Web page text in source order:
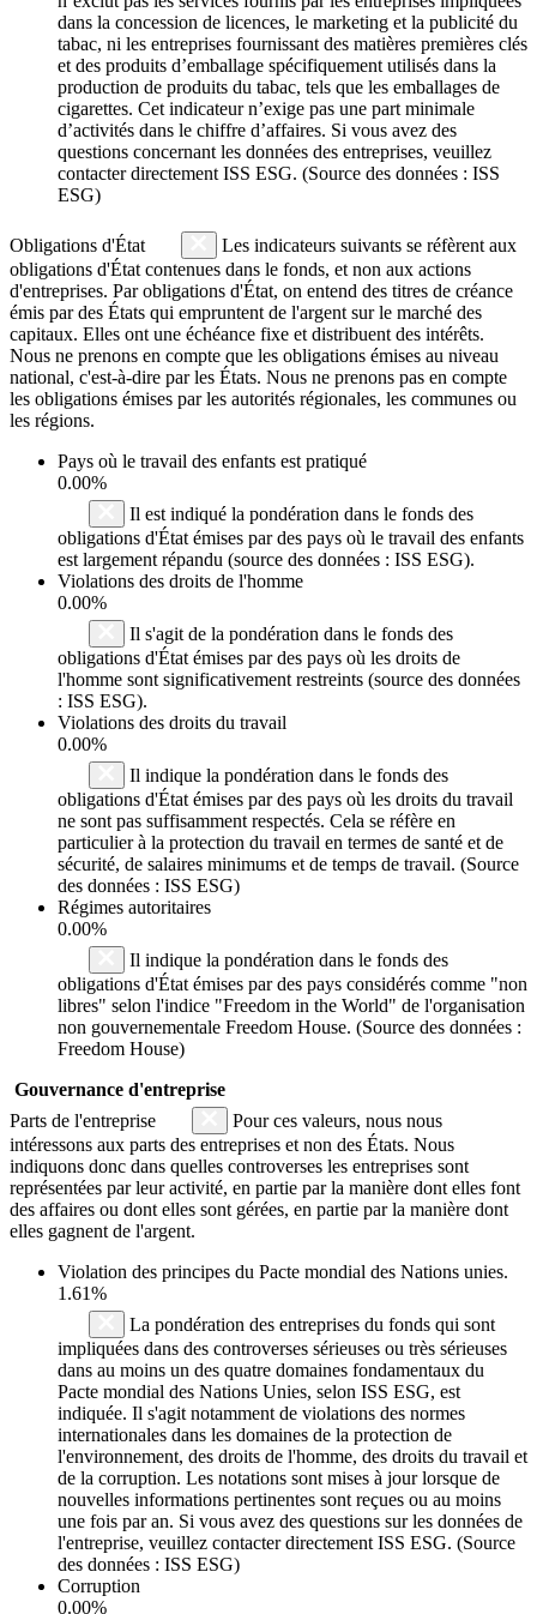
dans la concession de licences, le marketing et la publicité du
tabac, ni les entreprises fournissant des matières premières clés
et des produits d’emballage spécifiquement utilisés dans la
production de produits du tabac, tels que les emballages de
cigarettes. Cet indicateur n’exige pas une part minimale
d’activités dans le chiffre d’affaires. Si vous avez des
questions concernant les données des entreprises, veuillez
contacter directement ISS ESG. (Source des données : ISS
ESG)
Obligations d'État
Les indicateurs suivants se réfèrent aux
obligations d'État contenues dans le fonds, et non aux actions
d'entreprises. Par obligations d'État, on entend des titres de créance
émis par des États qui empruntent de l'argent sur le marché des
capitaux. Elles ont une échéance fixe et distribuent des intérêts.
Nous ne prenons en compte que les obligations émises au niveau
national, c'est-à-dire par les États. Nous ne prenons pas en compte
les obligations émises par les autorités régionales, les communes ou
les régions.
Pays où le travail des enfants est pratiqué
0.00%
Il est indiqué la pondération dans le fonds des
obligations d'État émises par des pays où le travail des enfants
est largement répandu (source des données : ISS ESG).
Violations des droits de l'homme
0.00%
Il s'agit de la pondération dans le fonds des
obligations d'État émises par des pays où les droits de
l'homme sont significativement restreints (source des données
: ISS ESG).
Violations des droits du travail
0.00%
Il indique la pondération dans le fonds des
obligations d'État émises par des pays où les droits du travail
ne sont pas suffisamment respectés. Cela se réfère en
particulier à la protection du travail en termes de santé et de
sécurité, de salaires minimums et de temps de travail. (Source
des données : ISS ESG)
Régimes autoritaires
0.00%
Il indique la pondération dans le fonds des
obligations d'État émises par des pays considérés comme "non
libres" selon l'indice "Freedom in the World" de l'organisation
non gouvernementale Freedom House. (Source des données :
Freedom House)
Gouvernance d'entreprise
Parts de l'entreprise
Pour ces valeurs, nous nous
intéressons aux parts des entreprises et non des États. Nous
indiquons donc dans quelles controverses les entreprises sont
représentées par leur activité, en partie par la manière dont elles font
des affaires ou dont elles sont gérées, en partie par la manière dont
elles gagnent de l'argent.
Violation des principes du Pacte mondial des Nations unies.
1.61%
La pondération des entreprises du fonds qui sont
impliquées dans des controverses sérieuses ou très sérieuses
dans au moins un des quatre domaines fondamentaux du
Pacte mondial des Nations Unies, selon ISS ESG, est
indiquée. Il s'agit notamment de violations des normes
internationales dans les domaines de la protection de
l'environnement, des droits de l'homme, des droits du travail et
de la corruption. Les notations sont mises à jour lorsque de
nouvelles informations pertinentes sont reçues ou au moins
une fois par an. Si vous avez des questions sur les données de
l'entreprise, veuillez contacter directement ISS ESG. (Source
des données : ISS ESG)
Corruption
0.00%